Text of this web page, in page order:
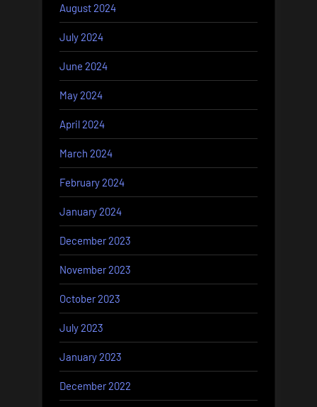
August 2024
July 2024
June 2024
May 2024
April 2024
March 2024
February 2024
January 2024
December 2023
November 2023
October 2023
July 2023
January 2023
December 2022